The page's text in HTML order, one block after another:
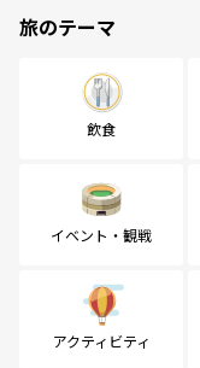
旅のテーマ
飲食
イベント・観戦
アクティビティ